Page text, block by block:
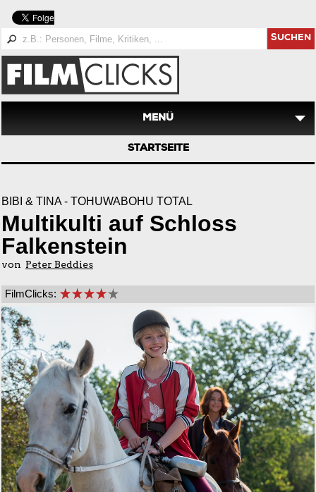
SUCHEN
MENÜ
STARTSEITE
BIBI & TINA - TOHUWABOHU TOTAL
Multikulti auf Schloss
Falkenstein
von Peter Beddies
FilmClicks: